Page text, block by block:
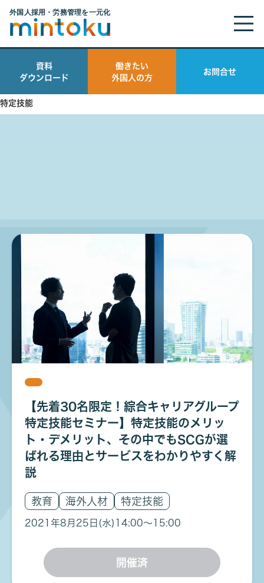
資料
ダウンロード
働きたい
外国人の方
お問合せ
海外人材
特定技能
【先着30名限定！綜合キャリアグループ
特定技能セミナー】特定技能のメリッ
ト・デメリット、その中でもSCGが選
ばれる理由とサービスをわかりやすく解
説
教育 海外人材 特定技能
2021年8月25日(水) 14:00〜15:00
開催済